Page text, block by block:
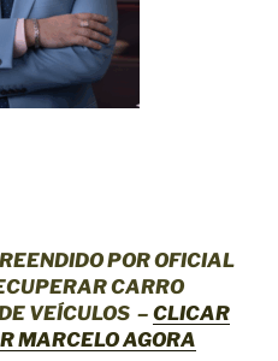
POR OFICIAL
CARRO
VEÍCULOS – CLICAR
MARCELO AGORA